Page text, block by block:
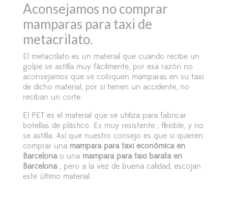
Aconsejamos no comprar
mamparas para taxi de
metacrilato.
El metacrilato es un material que cuando recibe un
golpe se astilla muy fácilmente, por esa razón no
aconsejamos que se coloquen mamparas en su taxi
de dicho material, por si tienen un accidente, no
reciban un corte.
El PET es el material que se utiliza para fabricar
botellas de plástico. Es muy resistente , flexible, y no
se astilla. Así que nuestro consejo es que si quieren
comprar una mampara para taxi económica en
Barcelonao una mampara para taxi barata en
Barcelona , pero a la vez de buena calidad, escojan
este último material.